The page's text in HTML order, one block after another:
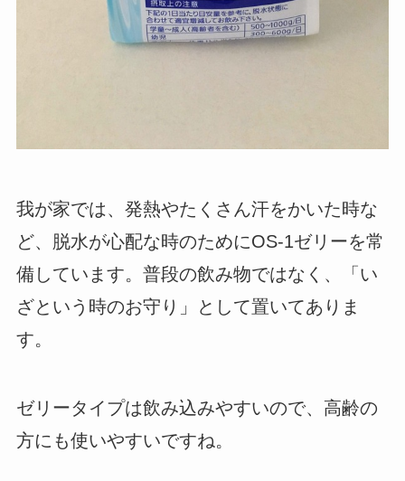
我が家では、発熱やたくさん汗をかいた時な
ど、脱水が心配な時のためにOS-1ゼリーを常
備しています。普段の飲み物ではなく、「い
ざという時のお守り」として置いてありま
す。
ゼリータイプは飲み込みやすいので、高齢の
方にも使いやすいですね。